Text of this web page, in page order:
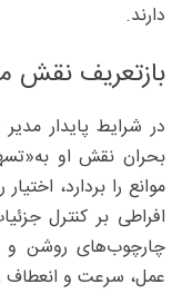
دارند.
بازتعریف نقش
در شرایط پایدار
بحران نقش او
موانع را بردارد،
افراطی بر کنترل
چارچوب‌های روشن و
عمل، سرعت و انعطاف